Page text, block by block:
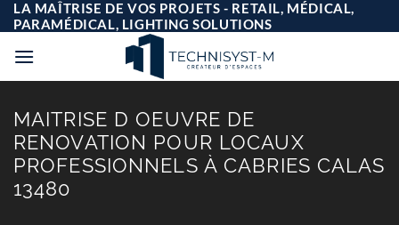
Passer
au
contenu
LA MAÎTRISE DE VOS PROJETS - RETAIL, MÉDICAL,
PARAMÉDICAL, LIGHTING SOLUTIONS
MAITRISE D OEUVRE DE
RENOVATION POUR LOCAUX
PROFESSIONNELS À CABRIES CALAS
13480